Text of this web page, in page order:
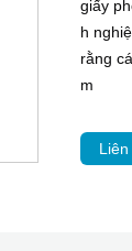
giấy
h
rằng
m